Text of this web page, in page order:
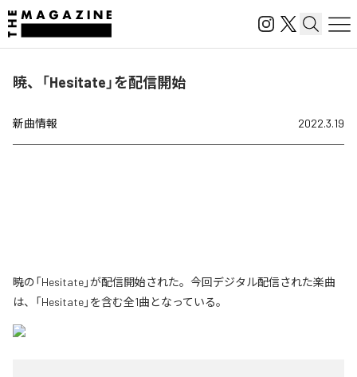
暁、「Hesitate」を配信開始
新曲情報 2022.3.19
暁の「Hesitate」が配信開始された。今回デジタル配信された楽曲
は、「Hesitate」を含む全1曲となっている。